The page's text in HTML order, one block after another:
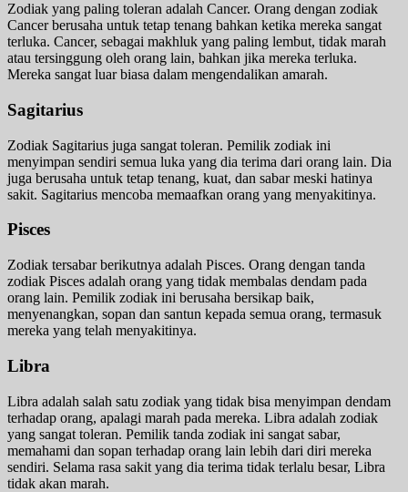
Zodiak yang paling toleran adalah Cancer. Orang dengan zodiak
Cancer berusaha untuk tetap tenang bahkan ketika mereka sangat
terluka. Cancer, sebagai makhluk yang paling lembut, tidak marah
atau tersinggung oleh orang lain, bahkan jika mereka terluka.
Mereka sangat luar biasa dalam mengendalikan amarah.
Sagitarius
Zodiak Sagitarius juga sangat toleran. Pemilik zodiak ini
menyimpan sendiri semua luka yang dia terima dari orang lain. Dia
juga berusaha untuk tetap tenang, kuat, dan sabar meski hatinya
sakit. Sagitarius mencoba memaafkan orang yang menyakitinya.
Pisces
Zodiak tersabar berikutnya adalah Pisces. Orang dengan tanda
zodiak Pisces adalah orang yang tidak membalas dendam pada
orang lain. Pemilik zodiak ini berusaha bersikap baik,
menyenangkan, sopan dan santun kepada semua orang, termasuk
mereka yang telah menyakitinya.
Libra
Libra adalah salah satu zodiak yang tidak bisa menyimpan dendam
terhadap orang, apalagi marah pada mereka. Libra adalah zodiak
yang sangat toleran. Pemilik tanda zodiak ini sangat sabar,
memahami dan sopan terhadap orang lain lebih dari diri mereka
sendiri. Selama rasa sakit yang dia terima tidak terlalu besar, Libra
tidak akan marah.